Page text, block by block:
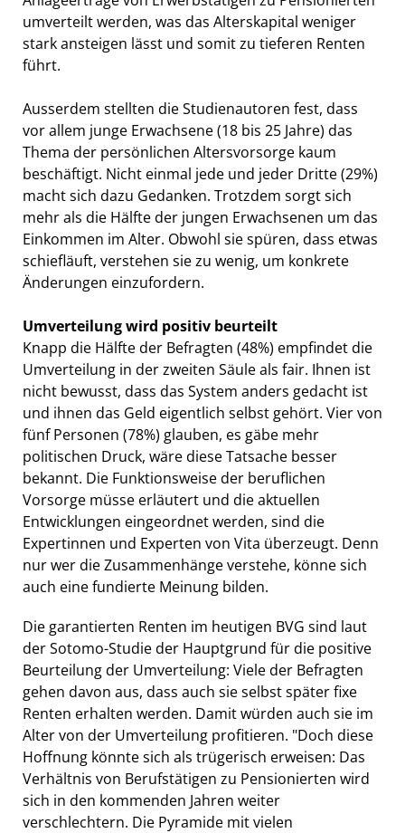
umverteilt werden, was das Alterskapital weniger
stark ansteigen lässt und somit zu tieferen Renten
führt.
Ausserdem stellten die Studienautoren fest, dass
vor allem junge Erwachsene (18 bis 25 Jahre) das
Thema der persönlichen Altersvorsorge kaum
beschäftigt. Nicht einmal jede und jeder Dritte (29%)
macht sich dazu Gedanken. Trotzdem sorgt sich
mehr als die Hälfte der jungen Erwachsenen um das
Einkommen im Alter. Obwohl sie spüren, dass etwas
schiefläuft, verstehen sie zu wenig, um konkrete
Änderungen einzufordern.
Umverteilung wird positiv beurteilt
Knapp die Hälfte der Befragten (48%) empfindet die
Umverteilung in der zweiten Säule als fair. Ihnen ist
nicht bewusst, dass das System anders gedacht ist
und ihnen das Geld eigentlich selbst gehört. Vier von
fünf Personen (78%) glauben, es gäbe mehr
politischen Druck, wäre diese Tatsache besser
bekannt. Die Funktionsweise der beruflichen
Vorsorge müsse erläutert und die aktuellen
Entwicklungen eingeordnet werden, sind die
Expertinnen und Experten von Vita überzeugt. Denn
nur wer die Zusammenhänge verstehe, könne sich
auch eine fundierte Meinung bilden.
Die garantierten Renten im heutigen BVG sind laut
der Sotomo-Studie der Hauptgrund für die positive
Beurteilung der Umverteilung: Viele der Befragten
gehen davon aus, dass auch sie selbst später fixe
Renten erhalten werden. Damit würden auch sie im
Alter von der Umverteilung profitieren. "Doch diese
Hoffnung könnte sich als trügerisch erweisen: Das
Verhältnis von Berufstätigen zu Pensionierten wird
sich in den kommenden Jahren weiter
verschlechtern. Die Pyramide mit vielen